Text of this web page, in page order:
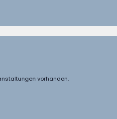
vorhanden.